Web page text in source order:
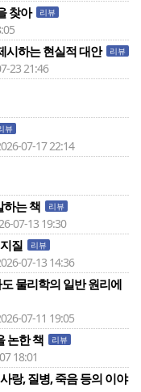
찾아 리뷰
시하는 현실적 대안 리뷰
23 21:46
뷰
07-17 22:14
하는 책 리뷰
07-13 19:30
질 리뷰
07-13 14:36
물리학의 일반 원리에
07-11 19:05
논한 책 리뷰
18:01
랑, 질병, 죽음 등의 이야